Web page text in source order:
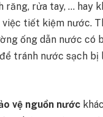
răng, rửa tay, … hay
tiết kiệm nước.
ống dẫn nước có
tránh nước sạch bị
vệ nguồn nước